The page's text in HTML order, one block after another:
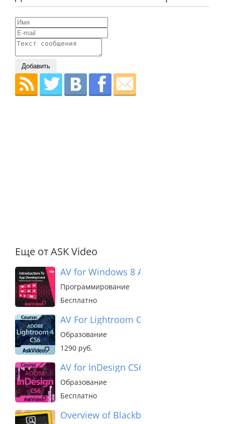
Добавить
Еще от ASK Video
AV for Windows 8 App Dev -
Программирование
Бесплатно
AV For Lightroom CS6
Образование
1290 руб.
AV for InDesign CS6
Образование
Бесплатно
Overview of Blackboard Learn